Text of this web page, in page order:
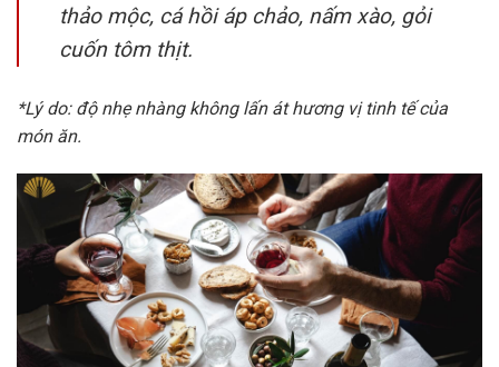
thảo mộc, cá hồi áp chảo, nấm xào, gỏi
cuốn tôm thịt.
*Lý do: độ nhẹ nhàng không lấn át hương vị tinh tế của
món ăn.